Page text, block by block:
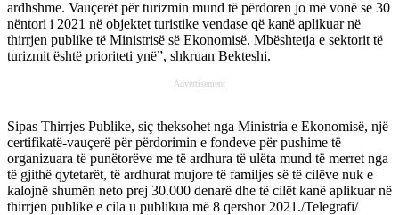
ardhshme. Vauçerët për turizmin mund të përdoren jo më vonë se 30
nëntori i 2021 në objektet turistike vendase që kanë aplikuar në
thirrjen publike të Ministrisë së Ekonomisë. Mbështetja e sektorit të
turizmit është prioriteti ynë”, shkruan Bekteshi.
Advertisement
Sipas Thirrjes Publike, siç theksohet nga Ministria e Ekonomisë, një
certifikatë-vauçerë për përdorimin e fondeve për pushime të
organizuara të punëtorëve me të ardhura të ulëta mund të merret nga
të gjithë qytetarët, të ardhurat mujore të familjes së të cilëve nuk e
kalojnë shumën neto prej 30.000 denarë dhe të cilët kanë aplikuar në
thirrjen publike e cila u publikua më 8 qershor 2021./Telegrafi/